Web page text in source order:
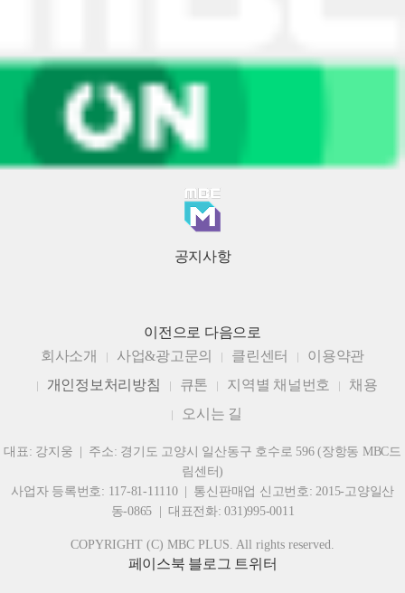
공지사항
이전으로 다음으로
회사소개
사업&광고문의 클린센터
이용약관
개인정보처리방침
큐톤 지역별 채널번호
채용
오시는 길
대표: 강지웅 | 주소: 경기도 고양시 일산동구 호수로 596 (장항동 MBC드
림센터)
사업자 등록번호: 117-81-11110 | 통신판매업 신고번호: 2015-고양일산
동-0865 | 대표전화: 031)995-0011
COPYRIGHT (C) MBC PLUS. All rights reserved.
페이스북 블로그 트위터